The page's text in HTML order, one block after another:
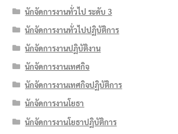
นักจัดการงานทั่วไป ระดับ 3
นักจัดการงานทั่วไปปฏิบัติการ
นักจัดการงานปฏิบัติงาน
นักจัดการงานเทศกิจ
นักจัดการงานเทศกิจปฏิบัติการ
นักจัดการงานโยธา
นักจัดการงานโยธาปฏิบัติการ